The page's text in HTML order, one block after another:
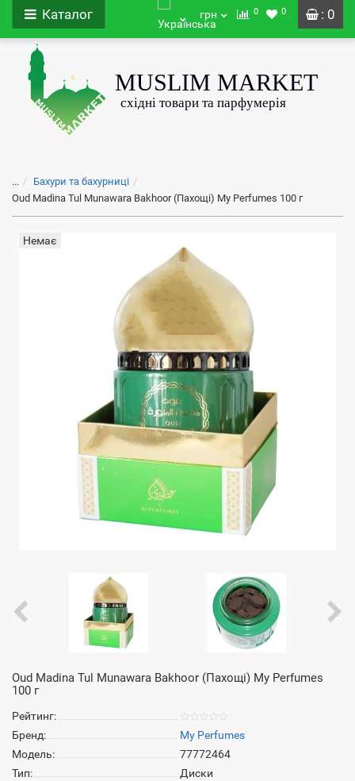
: 0
Каталог грн 0 0
...
Бахури та бахурниці
Oud Madina Tul Munawara Bakhoor (Пахощі) My Perfumes 100 г
Немає
Oud Madina Tul Munawara Bakhoor (Пахощі) My Perfumes
100 г
Рейтинг:
Бренд:
My Perfumes
Модель:
77772464
Тип:
Диски